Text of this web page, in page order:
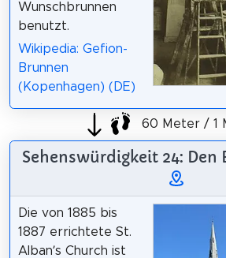
Wunschbrunnen
benutzt.
Wikipedia: Gefion-
Brunnen
(Kopenhagen) (DE)
60 Meter / 1
Sehenswürdigkeit 24: Den
Die von 1885 bis
1887 errichtete St.
Alban’s Church ist